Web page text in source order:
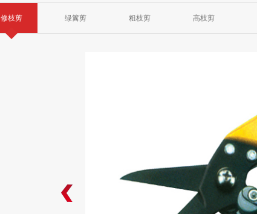
修枝剪 绿篱剪 粗枝剪 高枝剪